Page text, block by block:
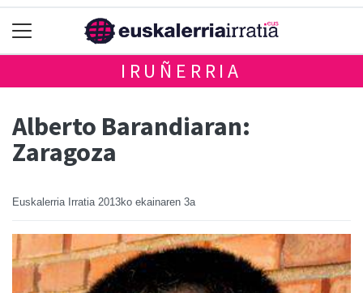
IRUÑERRIA
Alberto Barandiaran:
Zaragoza
Euskalerria Irratia 2013ko ekainaren 3a